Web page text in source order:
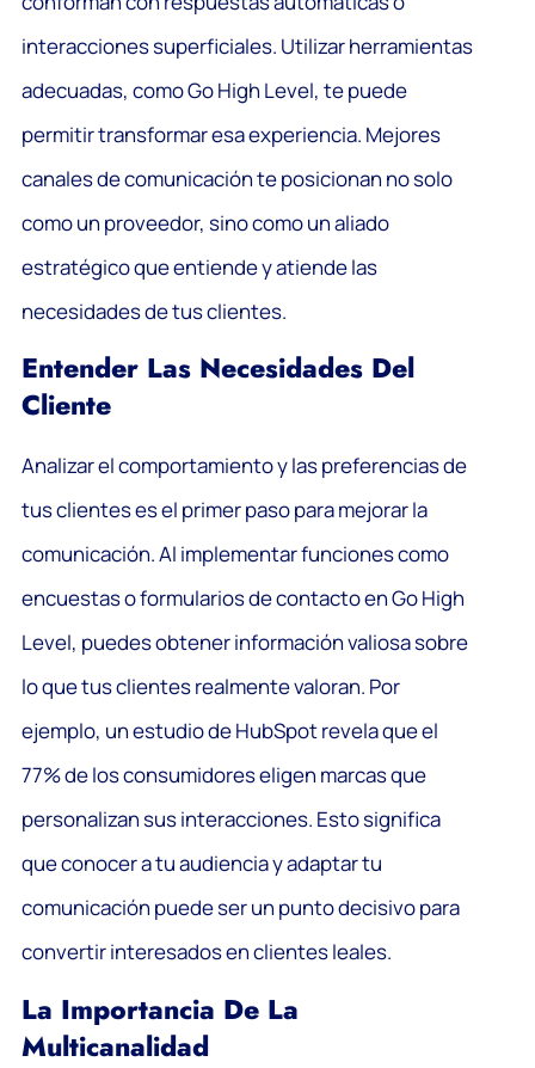
interacciones superficiales. Utilizar herramientas
adecuadas, como Go High Level, te puede
permitir transformar esa experiencia. Mejores
canales de comunicación te posicionan no solo
como un proveedor, sino como un aliado
estratégico que entiende y atiende las
necesidades de tus clientes.
Entender Las Necesidades Del
Cliente
Analizar el comportamiento y las preferencias de
tus clientes es el primer paso para mejorar la
comunicación. Al implementar funciones como
encuestas o formularios de contacto en Go High
Level, puedes obtener información valiosa sobre
lo que tus clientes realmente valoran. Por
ejemplo, un estudio de HubSpot revela que el
77% de los consumidores eligen marcas que
personalizan sus interacciones. Esto significa
que conocer a tu audiencia y adaptar tu
comunicación puede ser un punto decisivo para
convertir interesados en clientes leales.
La Importancia De La
Multicanalidad